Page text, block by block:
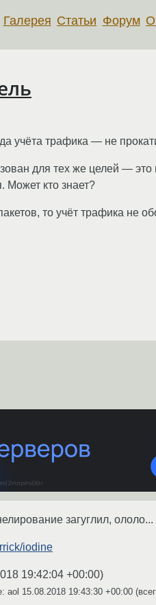
Галерея Статьи Форум
учёта трафика — не
для тех же целей —
Может кто знает?
то учёт трафика не
загуглил, ололо...
iodine
19:42:04 +00:00)
aol 15.08.2018 19:43:30 +00:00